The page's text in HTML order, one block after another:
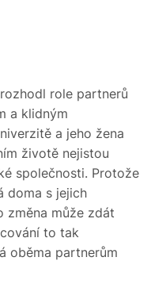
role partnerů
a klidným
a jeho žena
životě nejistou
společnosti. Protože
doma s jejich
změna může zdát
to tak
oběma partnerům